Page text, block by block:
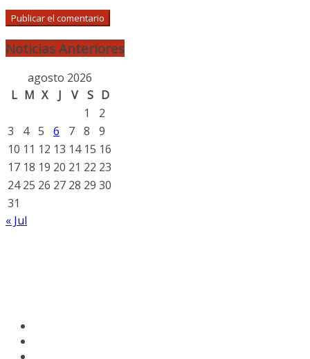
Noticias Anteriores
agosto 2026
L M X J V S D
1
2
3
4 5 6 7 8
9
10 11 12 13 14 15 16
17 18 19 20 21 22 23
24 25 26 27 28 29 30
31
« Jul